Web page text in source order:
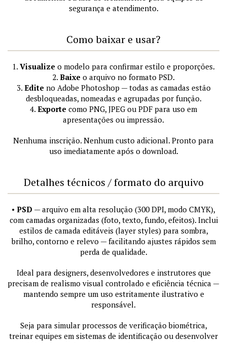
segurança e atendimento.
Como baixar e usar?
1. Visualize o modelo para confirmar estilo e proporções.
2. Baixe o arquivo no formato PSD.
3. Edite no Adobe Photoshop — todas as camadas estão
desbloqueadas, nomeadas e agrupadas por função.
4. Exporte como PNG, JPEG ou PDF para uso em
apresentações ou impressão.
Nenhuma inscrição. Nenhum custo adicional. Pronto para
uso imediatamente após o download.
Detalhes técnicos / formato do arquivo
• PSD — arquivo em alta resolução (300 DPI, modo CMYK),
com camadas organizadas (foto, texto, fundo, efeitos). Inclui
estilos de camada editáveis (layer styles) para sombra,
brilho, contorno e relevo — facilitando ajustes rápidos sem
perda de qualidade.
Ideal para designers, desenvolvedores e instrutores que
precisam de realismo visual controlado e eficiência técnica —
mantendo sempre um uso estritamente ilustrativo e
responsável.
Seja para simular processos de verificação biométrica,
treinar equipes em sistemas de identificação ou desenvolver